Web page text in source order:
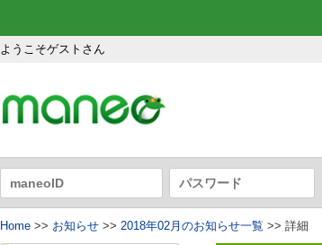
ようこそゲストさん
Home >> お知らせ >> 2018年02月のお知らせ一覧 >> 詳細